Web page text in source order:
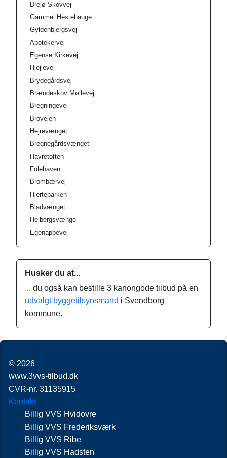
Drejø Skovvej
Gammel Hestehauge
Gyldenbjergsvej
Apotekervej
Egense Kirkevej
Hjejlevej
Brydegårdsvej
Brændeskov Møllevej
Bregningevej
Brovejen
Hejrevænget
Bregnegårdsvænget
Havretoften
Folehaven
Brombærvej
Hjerteparken
Bladvænget
Heibergsvænge
Egenappevej
Husker du at...
... du også kan bestille 3 kanongode tilbud på en
udvalgt byggetilsynsmand i Svendborg
kommune.
© 2026
www.3vvs-tilbud.dk
CVR-nr. 31135915
Kontakt
Billig VVS Hvidovre
Billig VVS Frederiksværk
Billig VVS Ribe
Billig VVS Hadsten